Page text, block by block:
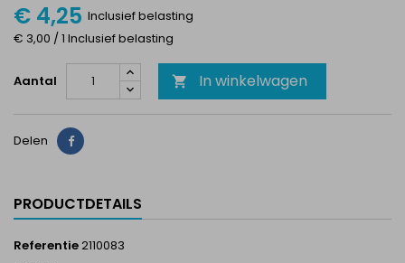
€ 4,25 Inclusief belasting
€ 3,00 / 1 Inclusief belasting
Aantal  In winkelwagen
Delen Delen
PRODUCTDETAILS
Referentie2110083